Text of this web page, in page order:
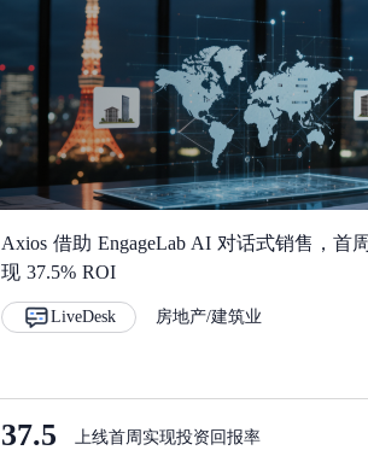
6
7
8
Axios 借助 EngageLab AI 对话式销售，首
现 37.5% ROI
LiveDesk 房地产/建筑业
37.5 上线首周实现投资回报率